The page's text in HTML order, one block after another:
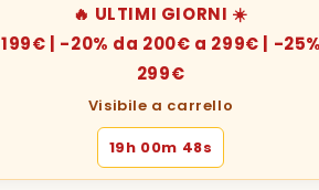
🔥 ULTIMI GIORNI ☀️
| -20% da 200€ a 299€ | -
299€
Visibile a carrello
19h 00m 46s